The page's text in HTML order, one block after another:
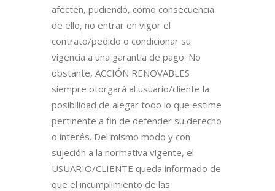
afecten, pudiendo, como consecuencia
de ello, no entrar en vigor el
contrato/pedido o condicionar su
vigencia a una garantía de pago. No
obstante, ACCIÓN RENOVABLES
siempre otorgará al usuario/cliente la
posibilidad de alegar todo lo que estime
pertinente a fin de defender su derecho
o interés. Del mismo modo y con
sujeción a la normativa vigente, el
USUARIO/CLIENTE queda informado de
que el incumplimiento de las